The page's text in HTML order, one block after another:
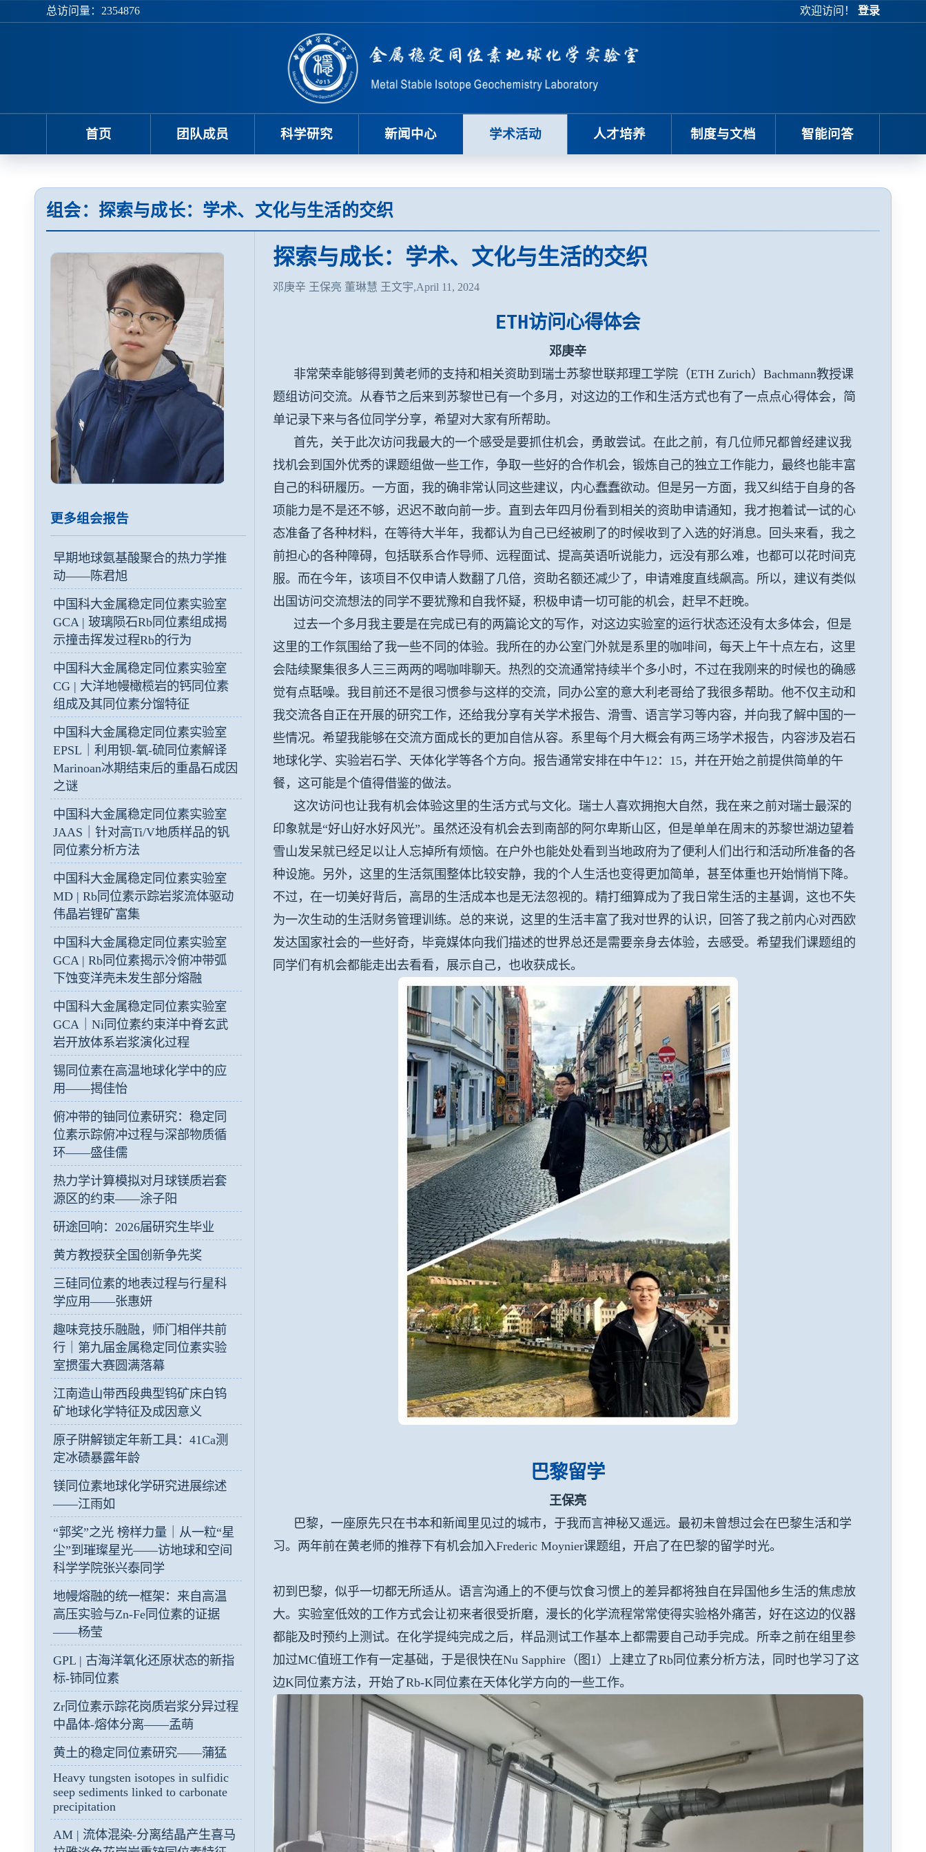
总访问量： 2354876 欢迎访问！ 登录
首页 团队成员 科学研究 新闻中心 学术活动 人才培养 制度与文档 智能问答
组会：探索与成长：学术、文化与生活的交织
更多组会报告
早期地球氨基酸聚合的热力学推
动——陈君旭
中国科大金属稳定同位素实验室
GCA | 玻璃陨石Rb同位素组成揭
示撞击挥发过程Rb的行为
中国科大金属稳定同位素实验室
CG | 大洋地幔橄榄岩的钙同位素
组成及其同位素分馏特征
中国科大金属稳定同位素实验室
EPSL｜利用钡-氧-硫同位素解译
Marinoan冰期结束后的重晶石成因
之谜
中国科大金属稳定同位素实验室
JAAS｜针对高Ti/V地质样品的钒
同位素分析方法
中国科大金属稳定同位素实验室
MD | Rb同位素示踪岩浆流体驱动
伟晶岩锂矿富集
中国科大金属稳定同位素实验室
GCA | Rb同位素揭示冷俯冲带弧
下蚀变洋壳未发生部分熔融
中国科大金属稳定同位素实验室
GCA｜Ni同位素约束洋中脊玄武
岩开放体系岩浆演化过程
锡同位素在高温地球化学中的应
用——揭佳怡
俯冲带的铀同位素研究：稳定同
位素示踪俯冲过程与深部物质循
环——盛佳儒
热力学计算模拟对月球镁质岩套
源区的约束——涂子阳
研途回响：2026届研究生毕业
黄方教授获全国创新争先奖
三硅同位素的地表过程与行星科
学应用——张惠妍
趣味竞技乐融融，师门相伴共前
行｜第九届金属稳定同位素实验
室掼蛋大赛圆满落幕
江南造山带西段典型钨矿床白钨
矿地球化学特征及成因意义
原子阱解锁定年新工具：41Ca测
定冰碛暴露年龄
镁同位素地球化学研究进展综述
——江雨如
“郭奖”之光 榜样力量｜从一粒“星
尘”到璀璨星光——访地球和空间
科学学院张兴泰同学
地幔熔融的统一框架：来自高温
高压实验与Zn-Fe同位素的证据
——杨莹
GPL | 古海洋氧化还原状态的新指
标-铈同位素
Zr同位素示踪花岗质岩浆分异过程
中晶体-熔体分离——孟萌
黄土的稳定同位素研究——蒲猛
Heavy tungsten isotopes in sulfidic
seep sediments linked to carbonate
precipitation
AM | 流体混染-分离结晶产生喜马
探索与成长：学术、文化与生活的交织
邓庚辛 王保亮 董琳慧 王文宇,April 11, 2024
ETH访问心得体会
邓庚辛
非常荣幸能够得到黄老师的支持和相关资助到瑞士苏黎世联邦理工学院（ETH Zurich）Bachmann教授课
题组访问交流。从春节之后来到苏黎世已有一个多月，对这边的工作和生活方式也有了一点点心得体会，简
单记录下来与各位同学分享，希望对大家有所帮助。
首先，关于此次访问我最大的一个感受是要抓住机会，勇敢尝试。在此之前，有几位师兄都曾经建议我
找机会到国外优秀的课题组做一些工作，争取一些好的合作机会，锻炼自己的独立工作能力，最终也能丰富
自己的科研履历。一方面，我的确非常认同这些建议，内心蠢蠢欲动。但是另一方面，我又纠结于自身的各
项能力是不是还不够，迟迟不敢向前一步。直到去年四月份看到相关的资助申请通知，我才抱着试一试的心
态准备了各种材料，在等待大半年，我都认为自己已经被刷了的时候收到了入选的好消息。回头来看，我之
前担心的各种障碍，包括联系合作导师、远程面试、提高英语听说能力，远没有那么难，也都可以花时间克
服。而在今年，该项目不仅申请人数翻了几倍，资助名额还减少了，申请难度直线飙高。所以，建议有类似
出国访问交流想法的同学不要犹豫和自我怀疑，积极申请一切可能的机会，赶早不赶晚。
过去一个多月我主要是在完成已有的两篇论文的写作，对这边实验室的运行状态还没有太多体会，但是
这里的工作氛围给了我一些不同的体验。我所在的办公室门外就是系里的咖啡间，每天上午十点左右，这里
会陆续聚集很多人三三两两的喝咖啡聊天。热烈的交流通常持续半个多小时，不过在我刚来的时候也的确感
觉有点聒噪。我目前还不是很习惯参与这样的交流，同办公室的意大利老哥给了我很多帮助。他不仅主动和
我交流各自正在开展的研究工作，还给我分享有关学术报告、滑雪、语言学习等内容，并向我了解中国的一
些情况。希望我能够在交流方面成长的更加自信从容。系里每个月大概会有两三场学术报告，内容涉及岩石
地球化学、实验岩石学、天体化学等各个方向。报告通常安排在中午12：15，并在开始之前提供简单的午
餐，这可能是个值得借鉴的做法。
这次访问也让我有机会体验这里的生活方式与文化。瑞士人喜欢拥抱大自然，我在来之前对瑞士最深的
印象就是“好山好水好风光”。虽然还没有机会去到南部的阿尔卑斯山区，但是单单在周末的苏黎世湖边望着
雪山发呆就已经足以让人忘掉所有烦恼。在户外也能处处看到当地政府为了便利人们出行和活动所准备的各
种设施。另外，这里的生活氛围整体比较安静，我的个人生活也变得更加简单，甚至体重也开始悄悄下降。
不过，在一切美好背后，高昂的生活成本也是无法忽视的。精打细算成为了我日常生活的主基调，这也不失
为一次生动的生活财务管理训练。总的来说，这里的生活丰富了我对世界的认识，回答了我之前内心对西欧
发达国家社会的一些好奇，毕竟媒体向我们描述的世界总还是需要亲身去体验，去感受。希望我们课题组的
同学们有机会都能走出去看看，展示自己，也收获成长。
巴黎留学
王保亮
巴黎，一座原先只在书本和新闻里见过的城市，于我而言神秘又遥远。最初未曾想过会在巴黎生活和学
习。两年前在黄老师的推荐下有机会加入Frederic Moynier课题组，开启了在巴黎的留学时光。
初到巴黎，似乎一切都无所适从。语言沟通上的不便与饮食习惯上的差异都将独自在异国他乡生活的焦虑放
大。实验室低效的工作方式会让初来者很受折磨，漫长的化学流程常常使得实验格外痛苦，好在这边的仪器
都能及时预约上测试。在化学提纯完成之后，样品测试工作基本上都需要自己动手完成。所幸之前在组里参
加过MC值班工作有一定基础，于是很快在Nu Sapphire（图1）上建立了Rb同位素分析方法，同时也学习了这
边K同位素方法，开始了Rb-K同位素在天体化学方向的一些工作。